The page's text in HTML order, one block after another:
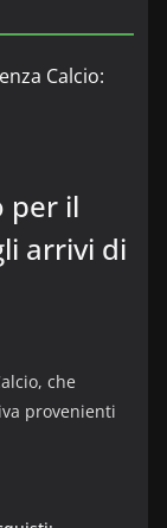
per il
arrivi di
che
provenienti